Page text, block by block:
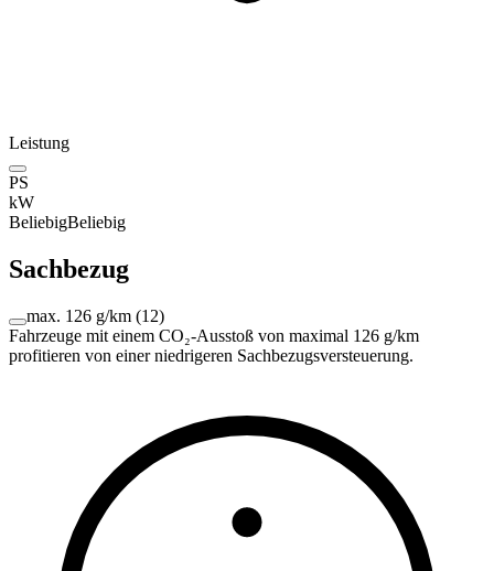
Leistung
PS
kW
BeliebigBeliebig
Sachbezug
max. 126 g/km (12)
Fahrzeuge mit einem CO₂-Ausstoß von maximal 126 g/km
profitieren von einer niedrigeren Sachbezugsversteuerung.